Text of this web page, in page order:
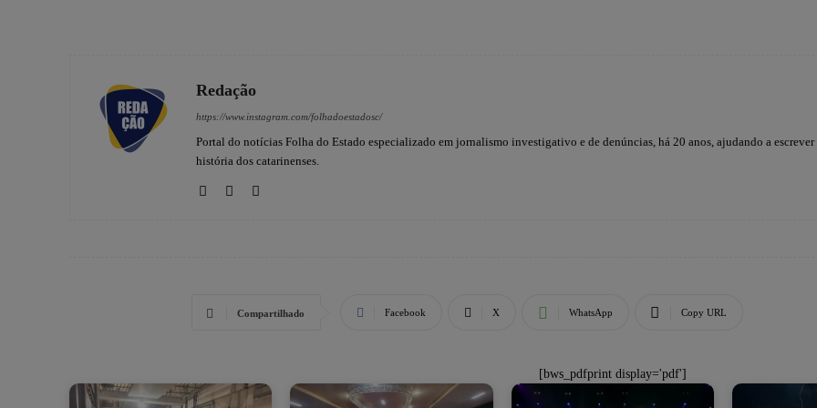
Redação
https://www.instagram.com/folhadoestadosc/
Portal do notícias Folha do Estado especializado em jornalismo investigativo e de denúncias, há 20 anos, ajudando a escrever
história dos catarinenses.
Compartilhado Facebook X WhatsApp Copy URL
[bws_pdfprint display='pdf']